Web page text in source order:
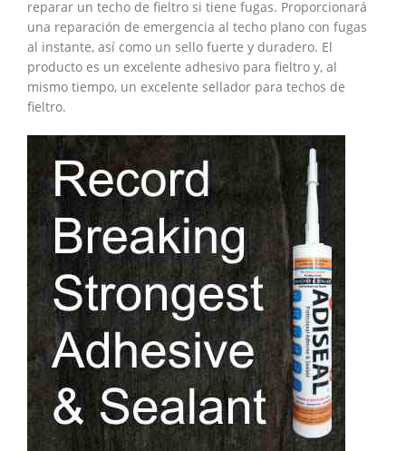
reparar un techo de fieltro si tiene fugas. Proporcionará
una reparación de emergencia al techo plano con fugas
al instante, así como un sello fuerte y duradero. El
producto es un excelente adhesivo para fieltro y, al
mismo tiempo, un excelente sellador para techos de
fieltro.